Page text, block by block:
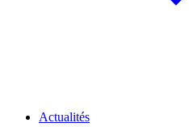
Actualités